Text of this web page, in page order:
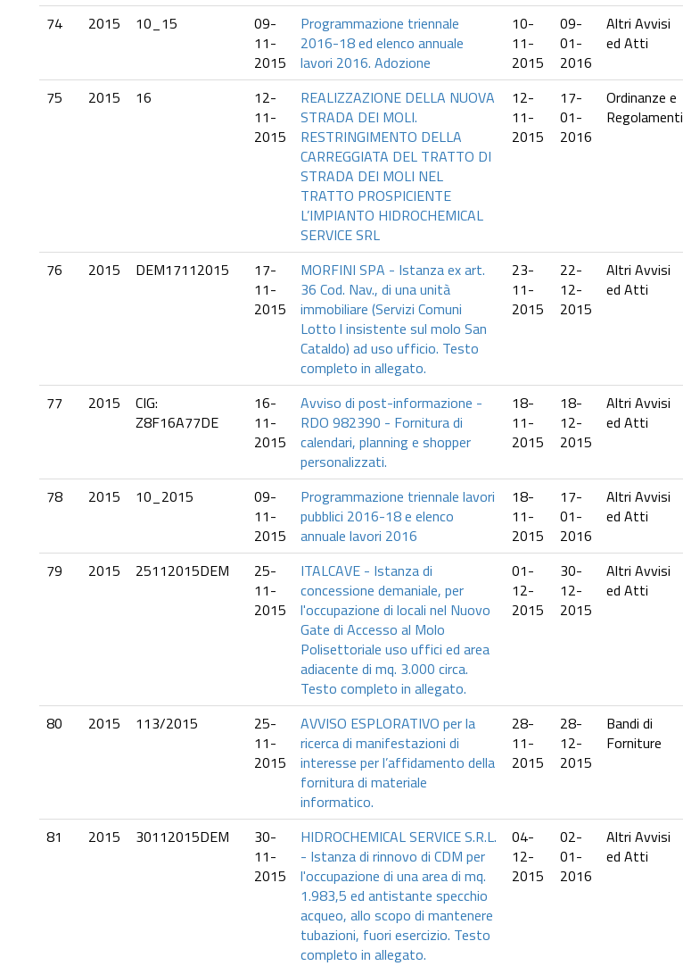
74 2015 10_15
09-
11-
2015
Programmazione triennale
2016-18 ed elenco annuale
lavori 2016. Adozione
10-
11-
2015
09-
01-
2016
Altri Avvisi
ed Atti
75 2015 16
12-
11-
2015
REALIZZAZIONE DELLA NUOVA
STRADA DEI MOLI.
RESTRINGIMENTO DELLA
CARREGGIATA DEL TRATTO DI
STRADA DEI MOLI NEL
TRATTO PROSPICIENTE
L’IMPIANTO HIDROCHEMICAL
SERVICE SRL
12-
11-
2015
17-
01-
2016
Ordinanze e
Regolamenti
76 2015 DEM17112015
17-
11-
2015
MORFINI SPA - Istanza ex art.
36 Cod. Nav., di una unità
immobiliare (Servizi Comuni
Lotto l insistente sul molo San
Cataldo) ad uso ufficio. Testo
completo in allegato.
23-
11-
2015
22-
12-
2015
Altri Avvisi
ed Atti
77 2015
CIG:
Z8F16A77DE
16-
11-
2015
Avviso di post-informazione -
RDO 982390 - Fornitura di
calendari, planning e shopper
personalizzati.
18-
11-
2015
18-
12-
2015
Altri Avvisi
ed Atti
78 2015 10_2015
09-
11-
2015
Programmazione triennale lavori
pubblici 2016-18 e elenco
annuale lavori 2016
18-
11-
2015
17-
01-
2016
Altri Avvisi
ed Atti
79 2015 25112015DEM
25-
11-
2015
ITALCAVE - Istanza di
concessione demaniale, per
l'occupazione di locali nel Nuovo
Gate di Accesso al Molo
Polisettoriale uso uffici ed area
adiacente di mq. 3.000 circa.
Testo completo in allegato.
01-
12-
2015
30-
12-
2015
Altri Avvisi
ed Atti
80 2015 113/2015
25-
11-
2015
AVVISO ESPLORATIVO per la
ricerca di manifestazioni di
interesse per l’affidamento della
fornitura di materiale
informatico.
28-
11-
2015
28-
12-
2015
Bandi di
Forniture
81 2015 30112015DEM
30-
11-
2015
HIDROCHEMICAL SERVICE S.R.L.
- Istanza di rinnovo di CDM per
l'occupazione di una area di mq.
1.983,5 ed antistante specchio
acqueo, allo scopo di mantenere
tubazioni, fuori esercizio. Testo
completo in allegato.
04-
12-
2015
02-
01-
2016
Altri Avvisi
ed Atti